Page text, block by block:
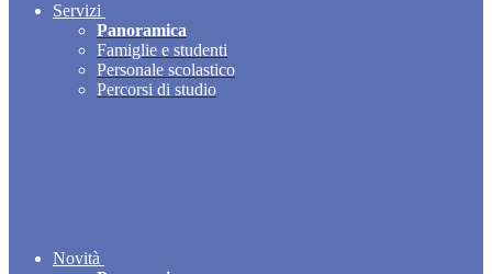
Servizi
Panoramica
Famiglie e studenti
Personale scolastico
Percorsi di studio
Novità